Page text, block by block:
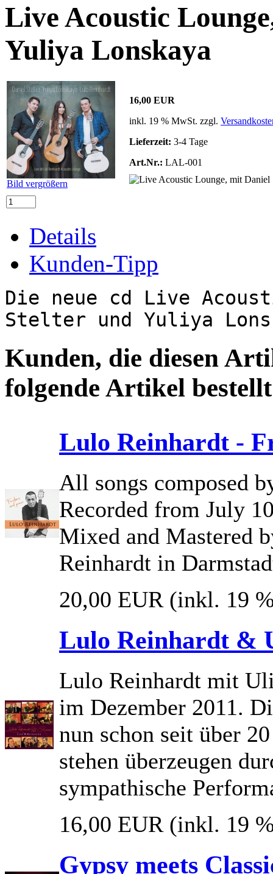
Live Acoustic
Yuliya Lonskaya
Bild vergrößern
16,00 EUR
inkl. 19 % MwSt. zzgl.
Lieferzeit: 3-4 Tage
Art.Nr.: LAL-001
Details
Kunden-Tipp
Die neue cd Live
Stelter und Yuliya
Kunden, die diesen
folgende Artikel
Lulo Reinhardt -
All songs composed
Recorded from July
Mixed and Mastered
Reinhardt in
20,00 EUR (inkl. 19
Lulo Reinhardt &
Lulo Reinhardt mit
im Dezember 2011.
nun schon seit über
stehen überzeugen
sympathische
16,00 EUR (inkl. 19
Gypsy meets